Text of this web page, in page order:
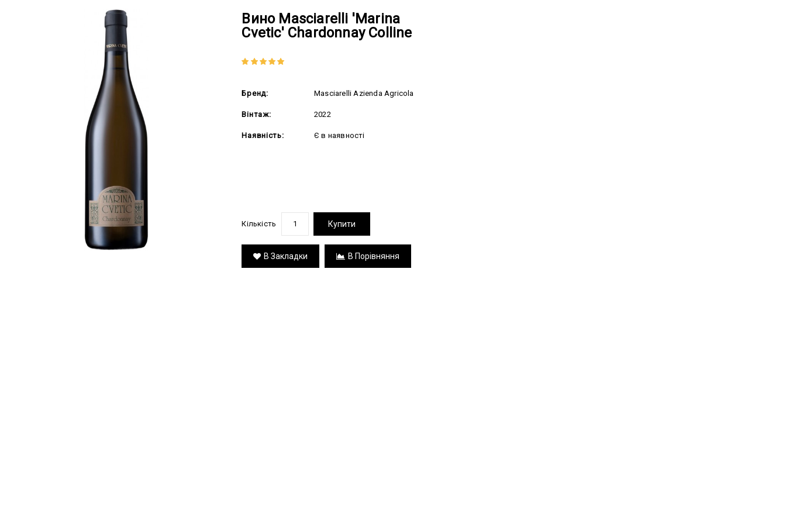
Вино Masciarelli 'Marina
Cvetic' Chardonnay Colline
Бренд: Masciarelli Azienda Agricola
Вінтаж: 2022
Наявність: Є в наявності
Кількість Купити
В Закладки В Порівняння